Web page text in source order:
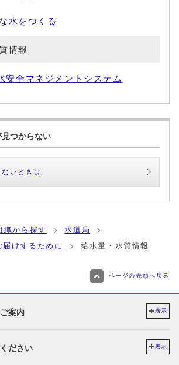
水をつくる
情報
安全マネジメントシステム
つからない
いときは
織から探す
水道局
けするために
給水量・水質情報
ページの先頭へ戻る
案内 表示
ださい 表示